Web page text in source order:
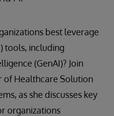
best leverage
tools, including
(GenAI)? Join
of Healthcare Solution
as she discusses key
organizations